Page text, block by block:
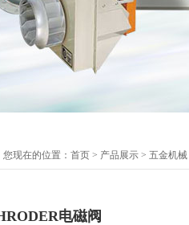
您现在的位置： 首页 > 产品展示 > 五金机械
电磁阀